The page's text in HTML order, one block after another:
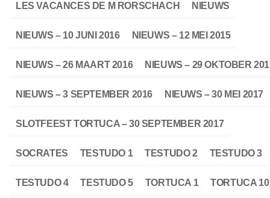
LES VACANCES DE M RORSCHACH NIEUWS
NIEUWS – 10 JUNI 2016 NIEUWS – 12 MEI 2015
NIEUWS – 26 MAART 2016 NIEUWS – 29 OKTOBER
NIEUWS – 3 SEPTEMBER 2016 NIEUWS – 30 MEI 2017
SLOTFEEST TORTUCA – 30 SEPTEMBER 2017
SOCRATES TESTUDO 1 TESTUDO 2 TESTUDO 3
TESTUDO 4 TESTUDO 5 TORTUCA 1 TORTUCA 10